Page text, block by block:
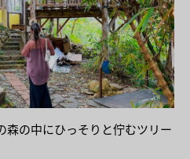
森の中にひっそりと佇むツリー